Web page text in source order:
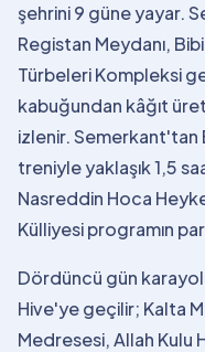
şehrini 9 güne yayar.
Registan Meydanı,
Türbeleri Kompleksi
kabuğundan kâğıt
izlenir. Semerkant'tan
treniyle yaklaşık 1,5
Nasreddin Hoca
Külliyesi programın
Dördüncü gün
Hive'ye geçilir; Kalta
Medresesi, Allah Kulu